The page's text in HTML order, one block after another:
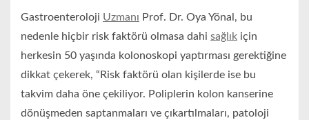
Gastroenteroloji Uzmanı Prof. Dr. Oya Yönal, bu
nedenle hiçbir risk faktörü olmasa dahi sağlık için
herkesin 50 yaşında kolonoskopi yaptırması gerektiğine
dikkat çekerek, “Risk faktörü olan kişilerde ise bu
takvim daha öne çekiliyor. Poliplerin kolon kanserine
dönüşmeden saptanmaları ve çıkartılmaları, patoloji